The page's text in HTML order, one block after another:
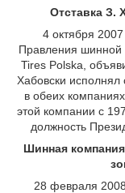
Отставка З.
4 октября
Правления шинной
Tires Polska,
Хабовски исполнял
в обеих
этой компании с
должность
Шинная
28 февраля